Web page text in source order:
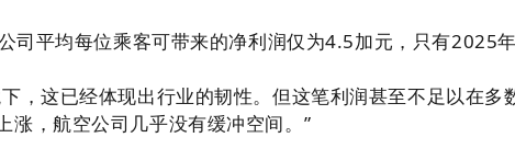
司平均每位乘客可带来的净利润仅为4.5加元，只有2025年
，这已经体现出行业的韧性。但这笔利润甚至不足以在多
涨，航空公司几乎没有缓冲空间。”